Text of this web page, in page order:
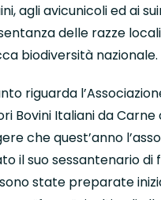
agli avicunicoli ed ai
delle razze
biodiversità nazionale.
riguarda
Bovini Italiani da Carne
che quest’anno
il suo sessantenario di
state preparate